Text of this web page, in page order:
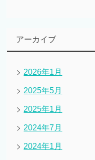
アーカイブ
2026年1月
2025年5月
2025年1月
2024年7月
2024年1月